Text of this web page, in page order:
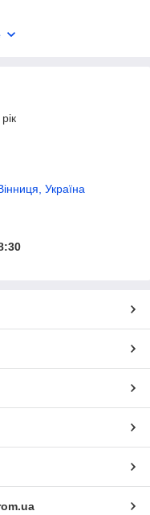
станції?
зарядну
станцією?
Україна